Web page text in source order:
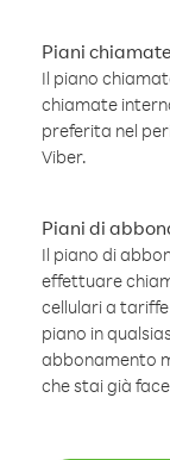
Piani
Il piano
chiamate
preferita nel
Viber.
Piani di
Il piano di
effettuare
cellulari a
piano in
abbonamento
che stai già